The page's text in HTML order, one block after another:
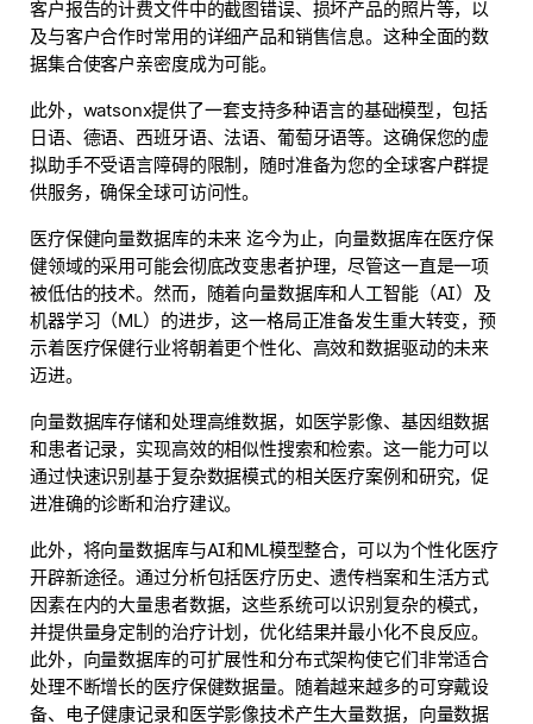
客户报告的计费文件中的截图错误、损坏产品的照片等，以
及与客户合作时常用的详细产品和销售信息。这种全面的数
据集合使客户亲密度成为可能。
此外，watsonx提供了一套支持多种语言的基础模型，包括
日语、德语、西班牙语、法语、葡萄牙语等。这确保您的虚
拟助手不受语言障碍的限制，随时准备为您的全球客户群提
供服务，确保全球可访问性。
医疗保健向量数据库的未来 迄今为止，向量数据库在医疗保
健领域的采用可能会彻底改变患者护理，尽管这一直是一项
被低估的技术。然而，随着向量数据库和人工智能（AI）及
机器学习（ML）的进步，这一格局正准备发生重大转变，预
示着医疗保健行业将朝着更个性化、高效和数据驱动的未来
迈进。
向量数据库存储和处理高维数据，如医学影像、基因组数据
和患者记录，实现高效的相似性搜索和检索。这一能力可以
通过快速识别基于复杂数据模式的相关医疗案例和研究，促
进准确的诊断和治疗建议。
此外，将向量数据库与AI和ML模型整合，可以为个性化医疗
开辟新途径。通过分析包括医疗历史、遗传档案和生活方式
因素在内的大量患者数据，这些系统可以识别复杂的模式，
并提供量身定制的治疗计划，优化结果并最小化不良反应。
此外，向量数据库的可扩展性和分布式架构使它们非常适合
处理不断增长的医疗保健数据量。随着越来越多的可穿戴设
备、电子健康记录和医学影像技术产生大量数据，向量数据